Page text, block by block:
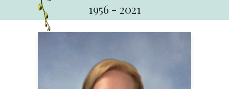
1956 - 2021